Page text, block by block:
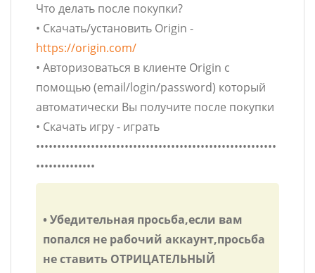
Что делать после покупки?
• Скачать/установить Origin -
https://origin.com/
• Авторизоваться в клиенте Origin с
помощью (email/login/password) который
автоматически Вы получите после покупки
• Скачать игру - играть
•••••••••••••••••••••••••••••••••••••••••••••••••••••••••
••••••••••••••
• Убедительная просьба,если вам
попался не рабочий аккаунт,просьба
не ставить ОТРИЦАТЕЛЬНЫЙ